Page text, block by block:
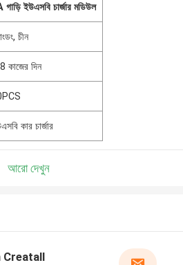
গাড়ি ইউএসবি চার্জার মডিউল
চীন
কাজের দিন
কার চার্জার
আরো দেখুন
Creatall